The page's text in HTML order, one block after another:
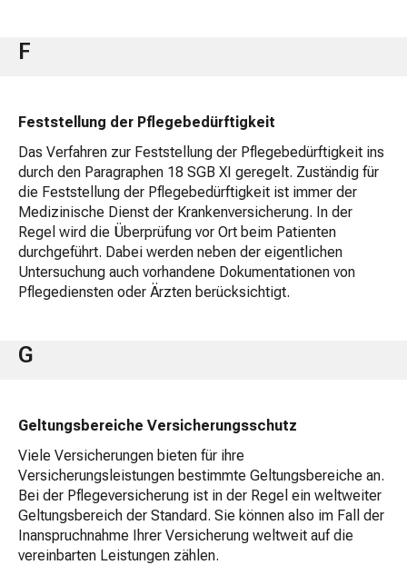
F
Feststellung der Pflegebedürftigkeit
Das Verfahren zur Feststellung der Pflegebedürftigkeit ins
durch den Paragraphen 18 SGB XI geregelt. Zuständig für
die Feststellung der Pflegebedürftigkeit ist immer der
Medizinische Dienst der Krankenversicherung. In der
Regel wird die Überprüfung vor Ort beim Patienten
durchgeführt. Dabei werden neben der eigentlichen
Untersuchung auch vorhandene Dokumentationen von
Pflegediensten oder Ärzten berücksichtigt.
G
Geltungsbereiche Versicherungsschutz
Viele Versicherungen bieten für ihre
Versicherungsleistungen bestimmte Geltungsbereiche an.
Bei der Pflegeversicherung ist in der Regel ein weltweiter
Geltungsbereich der Standard. Sie können also im Fall der
Inanspruchnahme Ihrer Versicherung weltweit auf die
vereinbarten Leistungen zählen.